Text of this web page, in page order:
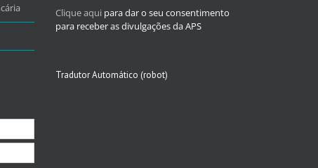
Clique aqui para dar o seu consentimento
para receber as divulgações da APS
Tradutor Automático (robot)